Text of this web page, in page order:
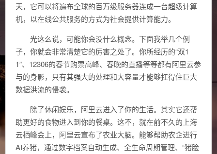
天，它可以将遍布全球的百万级服务器连成一台超级计算
机，以在线公共服务的方式为社会提供计算能力。
光这么说，可能你会没什么概念。下面我举几个例
子，你就会非常清楚它的厉害之处了。你所经历的“双1
1”、12306的春节购票高峰、春晚的直播等等都有阿里云参
与的身影，只有其强大的处理和大容量才能够扛得住巨大
数据洪流的侵袭。
除了休闲娱乐，阿里云进入了你的生活。其实它还帮
助更好的食物进入到你的餐桌。这不，就在前不久的上海
云栖峰会上，阿里云宣布了农业大脑。能够帮助农企进行
AI养猪，通过数字档案自动生成、全生命周期管理、“猪脸